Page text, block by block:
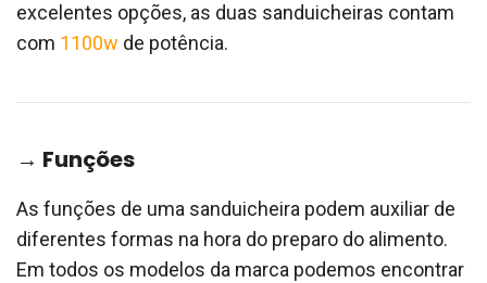
excelentes opções, as duas sanduicheiras contam
com 1100w de potência.
→ Funções
As funções de uma sanduicheira podem auxiliar de
diferentes formas na hora do preparo do alimento.
Em todos os modelos da marca podemos encontrar